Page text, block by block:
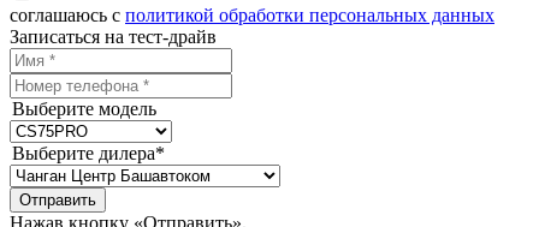
соглашаюсь с политикой обработки персональных данных
Записаться на тест-драйв
Выберите модель
Выберите дилера*
Отправить